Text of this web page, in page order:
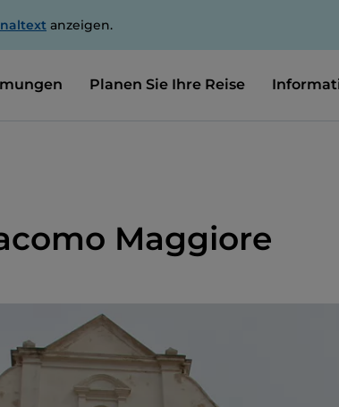
anzeigen.
Planen Sie Ihre Reise
Maggiore